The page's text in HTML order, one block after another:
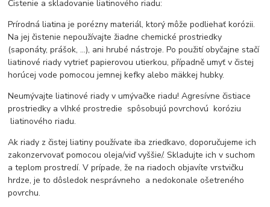
Čistenie a skladovanie liatinového riadu:
Prírodná liatina je porézny materiál, ktorý môže podliehať korózii.
Na jej čistenie nepoužívajte žiadne chemické prostriedky
(saponáty, prášok, ...), ani hrubé nástroje. Po použití obyčajne stačí
liatinové riady vytrieť papierovou utierkou, případně umyť v čistej
horúcej vode pomocou jemnej kefky alebo mäkkej hubky.
Neumývajte liatinové riady v umývačke riadu! Agresívne čistiace
prostriedky a vlhké prostredie spôsobujú povrchovú koróziu
liatinového riadu.
Ak riady z čistej liatiny používate iba zriedkavo, doporučujeme ich
zakonzervovať pomocou oleja/viď vyššie/. Skladujte ich v suchom
a teplom prostredí. V prípade, že na riadoch objavíte vrstvičku
hrdze, je to dôsledok nesprávneho a nedokonale ošetreného
povrchu.